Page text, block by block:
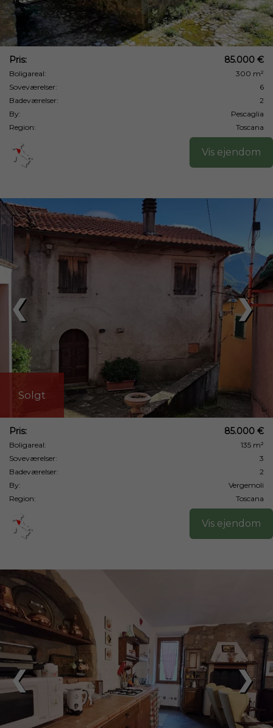
Pris: 85.000 €
Boligareal:
300 m²
Soveværelser:
6
Badeværelser:
2
By:
Pescaglia
Region:
Toscana
Vis ejendom
❯
❮
Solgt
Pris: 85.000 €
Boligareal:
135 m²
Soveværelser:
3
Badeværelser:
2
By:
Vergemoli
Region:
Toscana
Vis ejendom
❯
❮